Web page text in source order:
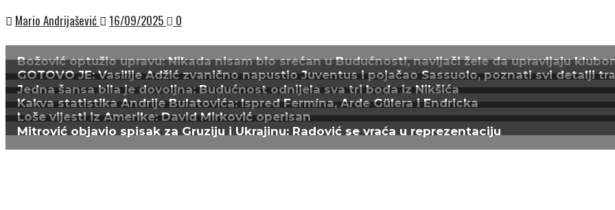
Mario Andrijašević 16/09/2025 0
Božović optužio upravu: Nikada nisam bio srećan u Budućnosti, navijači žele da upravljaju
GOTOVO JE: Vasilije Adžić zvanično napustio Juventus i pojačao Sassuolo, poznati svi detalji
Jedna šansa bila je dovoljna: Budućnost odnijela sva tri boda iz Nikšića
Kakva statistika Andrije Bulatovića: Ispred Fermína, Arde Gülera i Endricka
Loše vijesti iz Amerike: David Mirković operisan
Mitrović objavio spisak za Gruziju i Ukrajinu: Radović se vraća u reprezentaciju